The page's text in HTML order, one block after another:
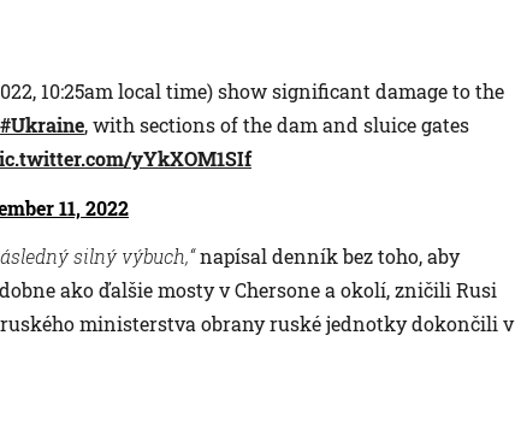
10:25am local time) show significant damage to the
#Ukraine, with sections of the dam and sluice gates
yYkXOM1SIf
11, 2022
silný výbuch,“napísal denník bez toho, aby
ako ďalšie mosty v Chersone a okolí, zničili Rusi
ministerstva obrany ruské jednotky dokončili v